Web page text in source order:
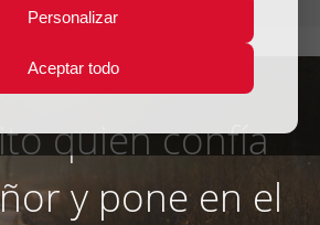
Personalizar
Aceptar todo
quien confía
y pone en el